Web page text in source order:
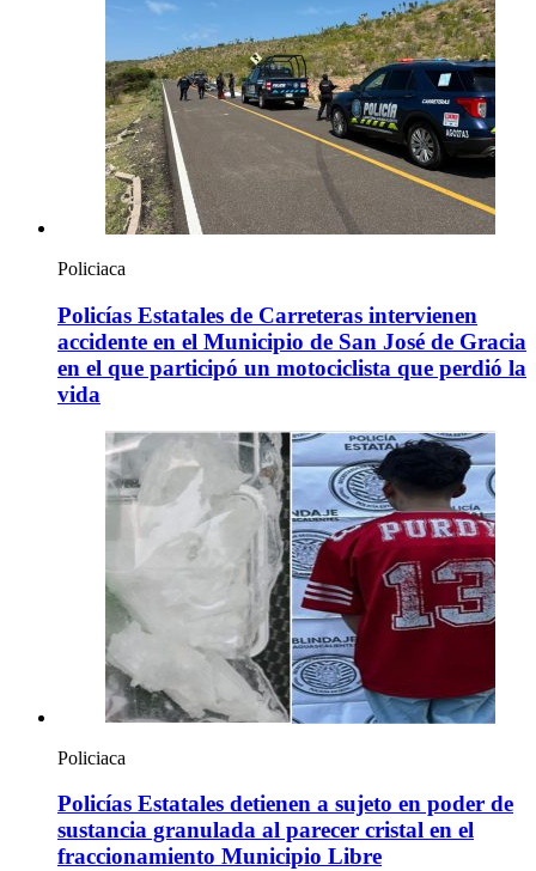
Policiaca
Policías Estatales de Carreteras intervienen
accidente en el Municipio de San José de Gracia
en el que participó un motociclista que perdió la
vida
Policiaca
Policías Estatales detienen a sujeto en poder de
sustancia granulada al parecer cristal en el
fraccionamiento Municipio Libre